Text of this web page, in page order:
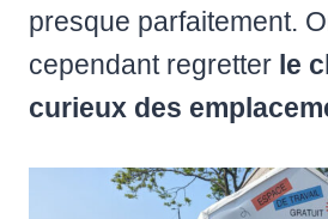
presque parfaitement.
cependant regretter le
curieux des